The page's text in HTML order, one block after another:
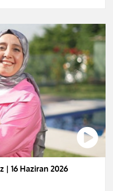
| 16 Haziran 2026